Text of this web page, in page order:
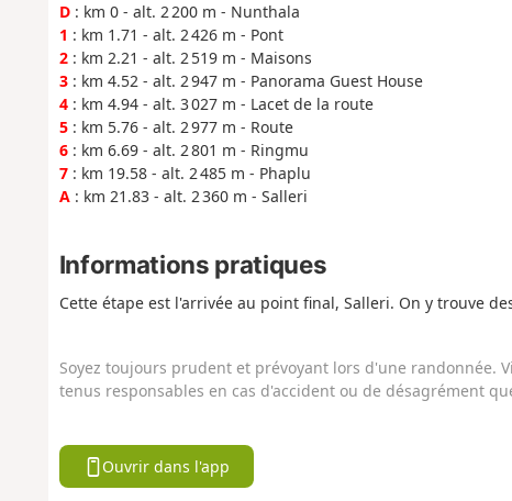
D: km 0 - alt. 2 200 m - Nunthala
1 : km 1.71 - alt. 2 426 m - Pont
2: km 2.21 - alt. 2 519 m - Maisons
3: km 4.52 - alt. 2 947 m - Panorama Guest House
4: km 4.94 - alt. 3 027 m - Lacet de la route
5: km 5.76 - alt. 2 977 m - Route
6: km 6.69 - alt. 2 801 m - Ringmu
7: km 19.58 - alt. 2 485 m - Phaplu
A: km 21.83 - alt. 2 360 m - Salleri
Informations pratiques
Cette étape est l'arrivée au point final, Salleri. On y trouve
Soyez toujours prudent et prévoyant lors d'une randonnée.
tenus responsables en cas d'accident ou de désagrément
Ouvrir dans l'app